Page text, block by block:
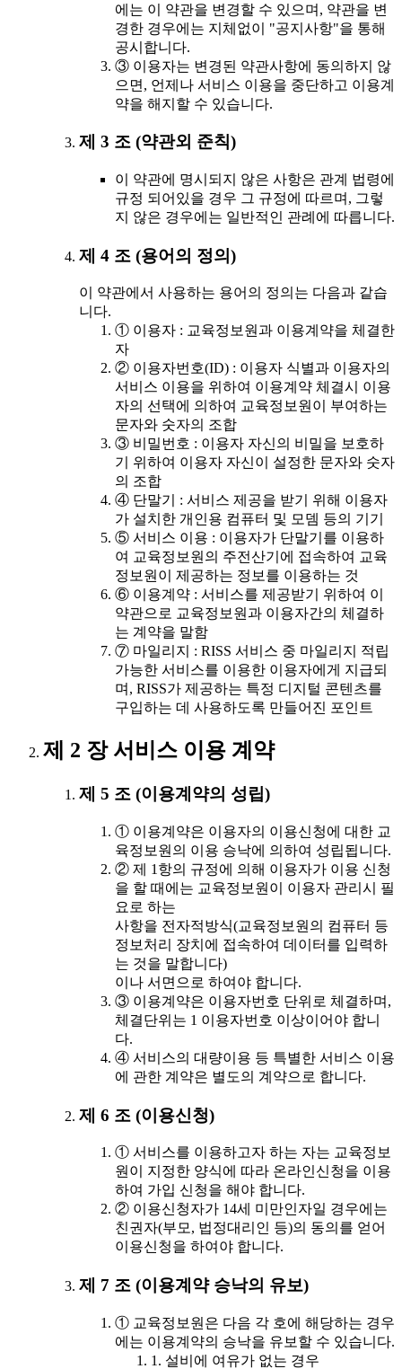
에는 이 약관을 변경할 수 있으며, 약관을 변
경한 경우에는 지체없이 "공지사항"을 통해
공시합니다.
③ 이용자는 변경된 약관사항에 동의하지 않
으면, 언제나 서비스 이용을 중단하고 이용계
약을 해지할 수 있습니다.
제 3 조 (약관외 준칙)
이 약관에 명시되지 않은 사항은 관계 법령에
규정 되어있을 경우 그 규정에 따르며, 그렇
지 않은 경우에는 일반적인 관례에 따릅니다.
제 4 조 (용어의 정의)
이 약관에서 사용하는 용어의 정의는 다음과 같습
니다.
① 이용자 : 교육정보원과 이용계약을 체결한
자
② 이용자번호(ID) : 이용자 식별과 이용자의
서비스 이용을 위하여 이용계약 체결시 이용
자의 선택에 의하여 교육정보원이 부여하는
문자와 숫자의 조합
③ 비밀번호 : 이용자 자신의 비밀을 보호하
기 위하여 이용자 자신이 설정한 문자와 숫자
의 조합
④ 단말기 : 서비스 제공을 받기 위해 이용자
가 설치한 개인용 컴퓨터 및 모뎀 등의 기기
⑤ 서비스 이용 : 이용자가 단말기를 이용하
여 교육정보원의 주전산기에 접속하여 교육
정보원이 제공하는 정보를 이용하는 것
⑥ 이용계약 : 서비스를 제공받기 위하여 이
약관으로 교육정보원과 이용자간의 체결하
는 계약을 말함
⑦ 마일리지 : RISS 서비스 중 마일리지 적립
가능한 서비스를 이용한 이용자에게 지급되
며, RISS가 제공하는 특정 디지털 콘텐츠를
구입하는 데 사용하도록 만들어진 포인트
제 2 장 서비스 이용 계약
제 5 조 (이용계약의 성립)
① 이용계약은 이용자의 이용신청에 대한 교
육정보원의 이용 승낙에 의하여 성립됩니다.
② 제 1항의 규정에 의해 이용자가 이용 신청
을 할 때에는 교육정보원이 이용자 관리시 필
요로 하는
사항을 전자적방식(교육정보원의 컴퓨터 등
정보처리 장치에 접속하여 데이터를 입력하
는 것을 말합니다)
이나 서면으로 하여야 합니다.
③ 이용계약은 이용자번호 단위로 체결하며,
체결단위는 1 이용자번호 이상이어야 합니
다.
④ 서비스의 대량이용 등 특별한 서비스 이용
에 관한 계약은 별도의 계약으로 합니다.
제 6 조 (이용신청)
① 서비스를 이용하고자 하는 자는 교육정보
원이 지정한 양식에 따라 온라인신청을 이용
하여 가입 신청을 해야 합니다.
② 이용신청자가 14세 미만인자일 경우에는
친권자(부모, 법정대리인 등)의 동의를 얻어
이용신청을 하여야 합니다.
제 7 조 (이용계약 승낙의 유보)
① 교육정보원은 다음 각 호에 해당하는 경우
에는 이용계약의 승낙을 유보할 수 있습니다.
1. 설비에 여유가 없는 경우